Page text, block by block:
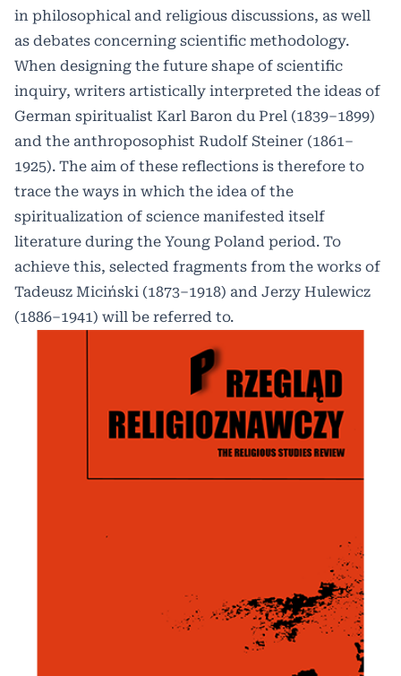
in philosophical and religious discussions, as well
as debates concerning scientific methodology.
When designing the future shape of scientific
inquiry, writers artistically interpreted the ideas of
German spiritualist Karl Baron du Prel (1839–1899)
and the anthroposophist Rudolf Steiner (1861–
1925). The aim of these reflections is therefore to
trace the ways in which the idea of the
spiritualization of science manifested itself
literature during the Young Poland period. To
achieve this, selected fragments from the works of
Tadeusz Miciński (1873–1918) and Jerzy Hulewicz
(1886–1941) will be referred to.